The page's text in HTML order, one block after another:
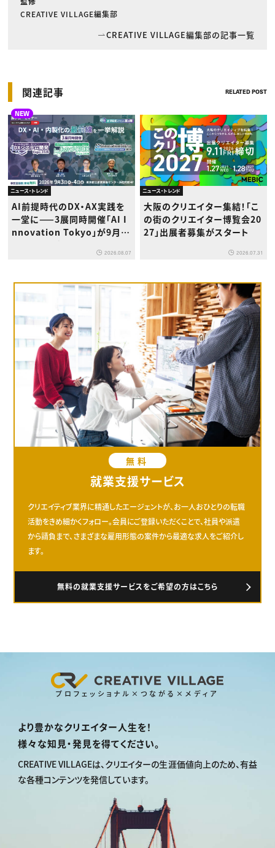
CREATIVE VILLAGE編集部
CREATIVE VILLAGE編集部の記事一覧
関連記事 RELATED POST
NEW
ニュース・トレンド
AI前提時代のDX・AX実践を
一堂に——3展同時開催「AI I
nnovation Tokyo」が9月浜
2026.08.07
ニュース・トレンド
大阪のクリエイター集結！「こ
の街のクリエイター博覧会20
27」出展者募集がスタート
2026.07.31
無料
就業支援サービス
クリエイティブ業界に精通したエージェントが、お一人おひとりの転職
活動をきめ細かくフォロー。会員にご登録いただくことで、社員や派遣
から請負まで、さまざまな雇用形態の案件から最適な求人をご紹介し
ます。
無料の就業支援サービスをご希望の方はこちら
プロフェッショナル×つながる×メディア
より豊かなクリエイター人生を！
様々な知見・発見を得てください。
CREATIVE VILLAGEは、 クリエイターの生涯価値向上のため、有益
な各種コンテンツを発信しています。